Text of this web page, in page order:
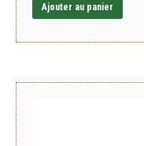
Ajouter au panier